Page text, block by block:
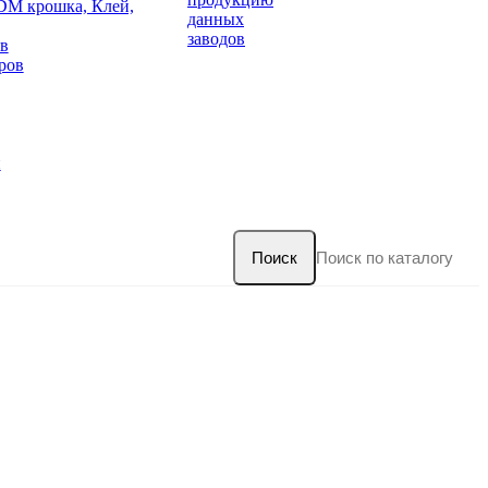
крошка, Клей,
данных
заводов
Поиск